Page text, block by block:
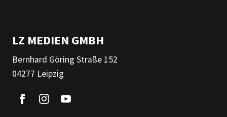
LZ MEDIEN GMBH
Bernhard Göring Straße 152
04277 Leipzig